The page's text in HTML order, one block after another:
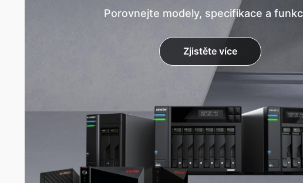
Porovnejte modely, specifikace a
Zjistěte více